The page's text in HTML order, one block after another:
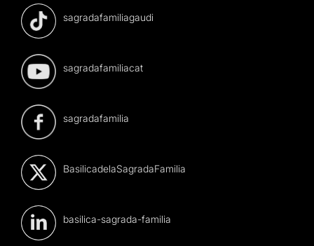
sagradafamiliagaudi
sagradafamiliacat
sagradafamilia
BasilicadelaSagradaFamilia
basilica-sagrada-familia